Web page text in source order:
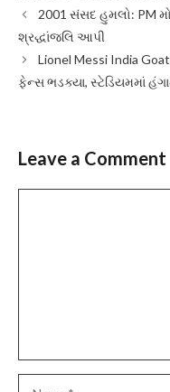
2001 સંસદ હુમલો: PM
શ્રદ્ધાંજલિ આપી
Lionel Messi India
ફેન્સ ભડક્યા, સ્ટેડિયમમાં
Leave a Comment